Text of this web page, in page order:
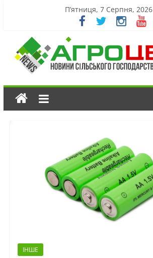
П’ятниця, 7 Серпня, 2026
ІНШЕ